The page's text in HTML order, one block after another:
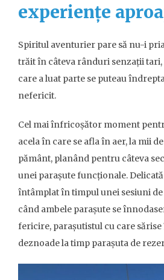
experiențe
Spiritul aventurier pare să nu-i
trăit în câteva rânduri senzații tari,
care a luat parte se puteau
nefericit.
Cel mai înfricoșător moment
acela în care se afla în aer, la mii
pământ, planând pentru câteva
unei parașute funcționale. Delicată
întâmplat în timpul unei sesiuni de
când ambele parașute se
fericire, parașutistul cu care sărise
deznoade la timp parașuta de